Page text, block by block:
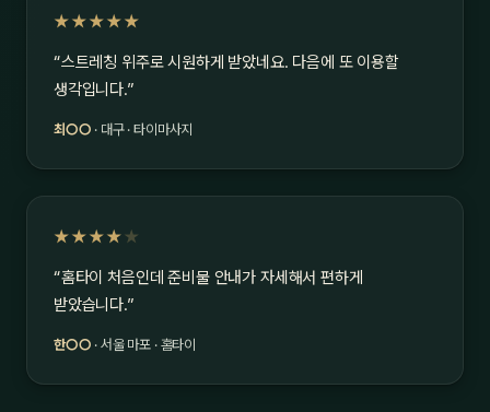
★★★★★
“스트레칭 위주로 시원하게 받았네요. 다음에 또 이용할
생각입니다.”
최○○ · 대구 · 타이마사지
★★★★ ★
“홈타이 처음인데 준비물 안내가 자세해서 편하게
받았습니다.”
한○○ · 서울 마포 · 홈타이